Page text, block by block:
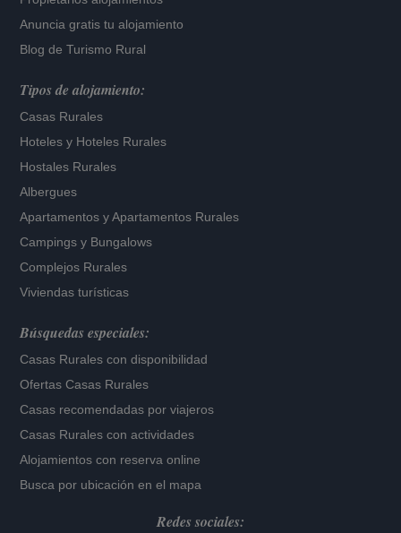
Anuncia gratis tu alojamiento
Blog de Turismo Rural
Tipos de alojamiento:
Casas Rurales
Hoteles y Hoteles Rurales
Hostales Rurales
Albergues
Apartamentos yApartamentos Rurales
Campings y Bungalows
Complejos Rurales
Viviendas turísticas
Búsquedas especiales:
Casas Rurales con disponibilidad
Ofertas Casas Rurales
Casas recomendadas por viajeros
Casas Rurales con actividades
Alojamientos con reserva online
Busca por ubicación en el mapa
Redes sociales: